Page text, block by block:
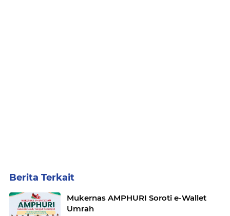
Berita Terkait
Mukernas AMPHURI Soroti e-Wallet
Umrah